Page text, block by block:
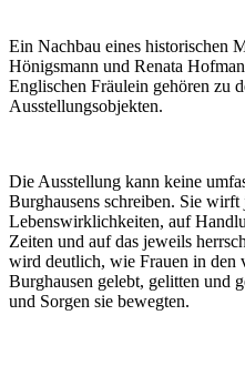
Ein Nachbau eines historischen
Hönigsmann und Renata
Englischen Fräulein gehören zu
Ausstellungsobjekten.
Die Ausstellung kann keine
Burghausens schreiben. Sie
Lebenswirklichkeiten, auf
Zeiten und auf das jeweils
wird deutlich, wie Frauen in den
Burghausen gelebt, gelitten und
und Sorgen sie bewegten.